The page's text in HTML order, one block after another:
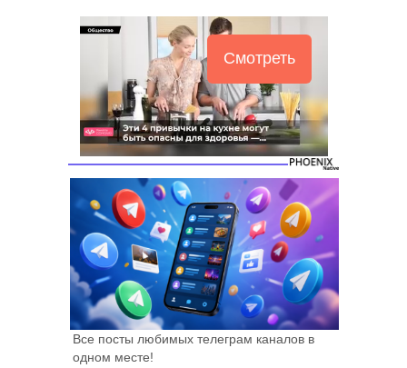
Смотреть
Все посты любимых телеграм каналов в
одном месте!